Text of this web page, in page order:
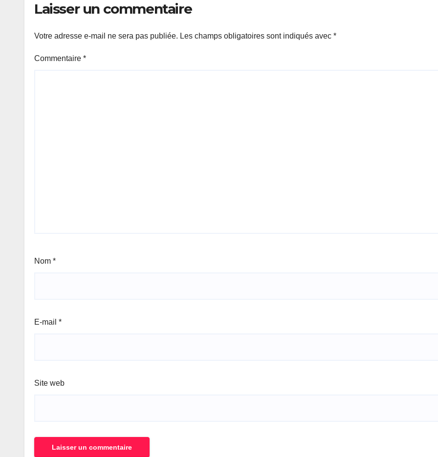
Laisser un commentaire
Votre adresse e-mail ne sera pas publiée. Les champs obligatoires sont indiqués avec *
Commentaire *
Nom *
E-mail *
Site web